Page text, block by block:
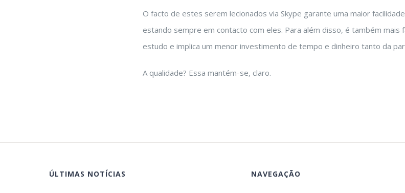
O facto de estes serem lecionados via Skype garante uma maior
estando sempre em contacto com eles. Para além disso, é também mais
estudo e implica um menor investimento de tempo e dinheiro tanto da
A qualidade? Essa mantém-se, claro.
ÚLTIMAS NOTÍCIAS NAVEGAÇÃO